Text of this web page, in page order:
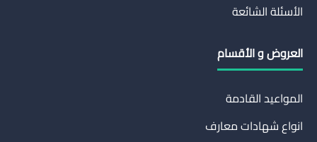
الأسئلة الشائعة
العروض و الأقسام
المواعيد القادمة
انواع شهادات معارف